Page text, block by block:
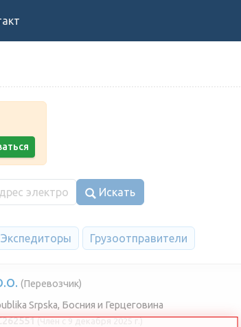
Искать
Экспедиторы Грузоотправители
(Перевозчик)
Srpska, Босния и Герцеговина
(Член с 9 декабря 2025 г.)